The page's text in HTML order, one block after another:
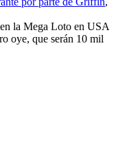
la Mega Loto en USA
oye, que serán 10 mil